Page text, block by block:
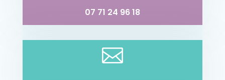
07 71 24 96 18
